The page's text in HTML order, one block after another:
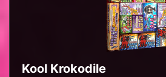
Kool Krokodile